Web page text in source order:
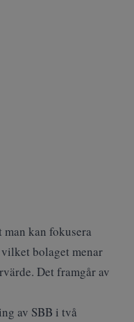
man kan fokusera
bolaget menar
Det framgår av
av SBB i två